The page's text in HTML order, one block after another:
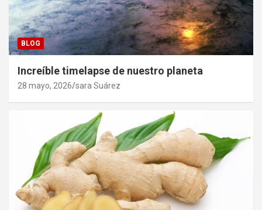
BLOG
Increíble timelapse de nuestro planeta
28 mayo, 2026 sara Suárez